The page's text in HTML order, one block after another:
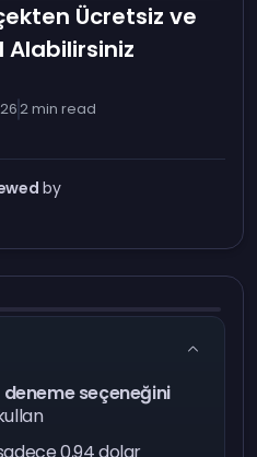
Ücretsiz ve
Alabilirsiniz
2min read
by
seçeneğini